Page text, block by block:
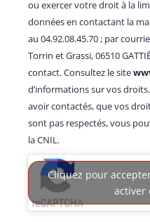
ou exercer votre droit à la
données en contactant la
au 04.92.08.45.70 ; par
Torrin et Grassi, 06510
contact. Consultez le site
d’informations sur vos
avoir contactés, que vos
sont pas respectés, vous
la CNIL.
Cliquez pour
activer